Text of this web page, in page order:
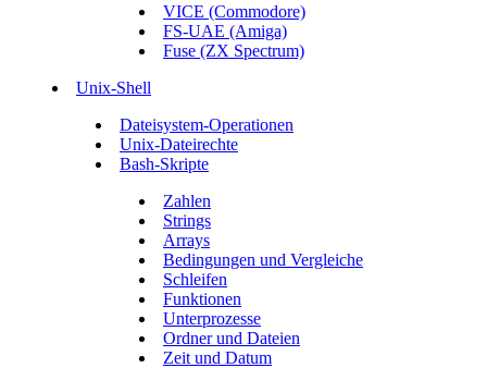
VICE (Commodore)
FS-UAE (Amiga)
Fuse (ZX Spectrum)
Unix-Shell
Dateisystem-Operationen
Unix-Dateirechte
Bash-Skripte
Zahlen
Strings
Arrays
Bedingungen und Vergleiche
Schleifen
Funktionen
Unterprozesse
Ordner und Dateien
Zeit und Datum